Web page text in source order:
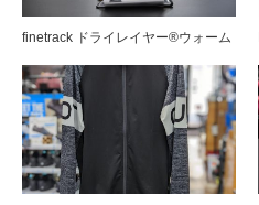
finetrack ドライレイヤー®ウォーム